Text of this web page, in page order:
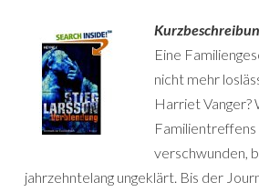
Eine
nicht mehr
Harriet Vanger?
Familientreffens
verschwunden,
jahrzehntelang ungeklärt. Bis der